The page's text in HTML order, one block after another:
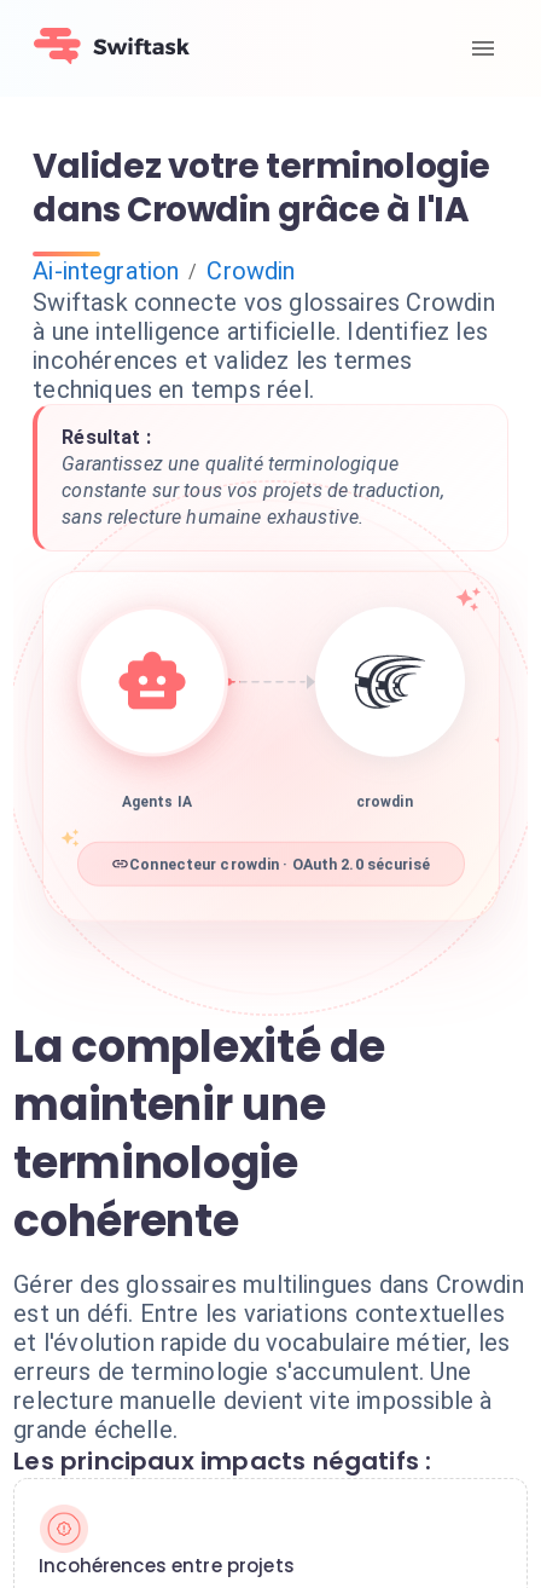
Validez votre terminologie
dans Crowdin grâce à l'IA
Ai-integration / Crowdin
Swiftask connecte vos glossaires Crowdin
à une intelligence artificielle. Identifiez les
incohérences et validez les termes
techniques en temps réel.
Résultat :
Garantissez une qualité terminologique
constante sur tous vos projets de traduction,
sans relecture humaine exhaustive.
Agents IA crowdin
Connecteur crowdin · OAuth 2.0 sécurisé
La complexité de
maintenir une
terminologie
cohérente
Gérer des glossaires multilingues dans Crowdin
est un défi. Entre les variations contextuelles
et l'évolution rapide du vocabulaire métier, les
erreurs de terminologie s'accumulent. Une
relecture manuelle devient vite impossible à
grande échelle.
Les principaux impacts négatifs :
Incohérences entre projets